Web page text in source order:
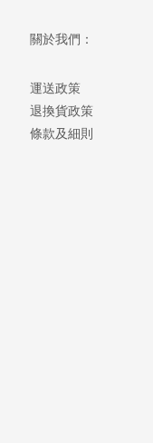
關於我們：
運送政策
退換貨政策
條款及細則